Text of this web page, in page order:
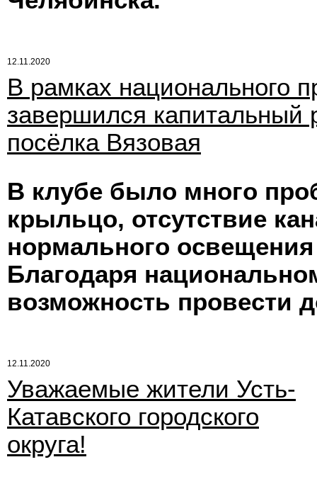
12.11.2020
В рамках национального
завершился капитальный
посёлка Вязовая
В клубе было много
крыльцо, отсутствие
нормального освещения
Благодаря
возможность провести
12.11.2020
Уважаемые жители Усть-
Катавского городского
округа!